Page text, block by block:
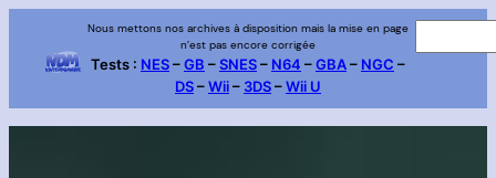
contenu
Nous mettons nos archives à disposition mais la mise en page
n’est pas encore corrigée
Tests : NES–GB –SNES– N64 –GBA– NGC –
DS–Wii– 3DS–Wii U